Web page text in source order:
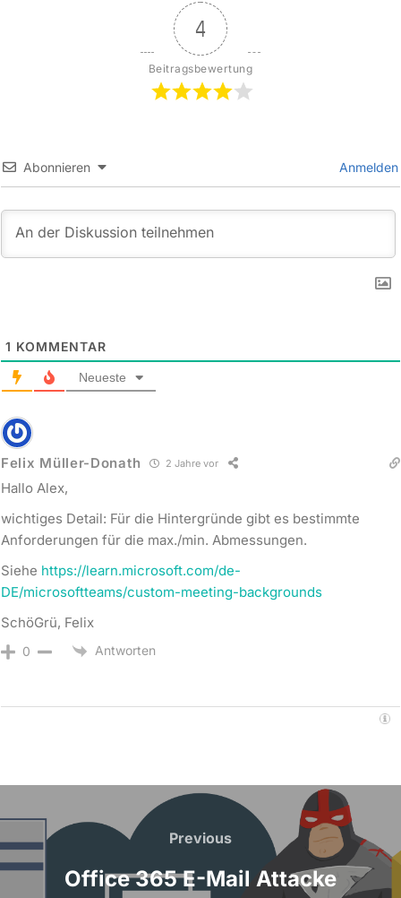
4
Beitragsbewertung
Abonnieren Anmelden
1 KOMMENTAR
Neueste
Felix Müller-Donath 2 Jahre vor
Hallo Alex,
wichtiges Detail: Für die Hintergründe gibt es bestimmte
Anforderungen für die max./min. Abmessungen.
Siehe https://learn.microsoft.com/de-
DE/microsoftteams/custom-meeting-backgrounds
SchöGrü, Felix
0 Antworten
Beitragsnavigation
Previous
Previous
Office 365 E-Mail Attacke